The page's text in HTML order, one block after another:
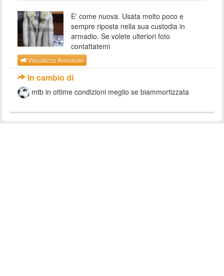
E' come nuova. Usata molto poco e
sempre riposta nella sua custodia in
armadio. Se volete ulteriori foto
contattatemi
Visualizza Annuncio
In cambio di
mtb in ottime condizioni meglio se biammortizzata